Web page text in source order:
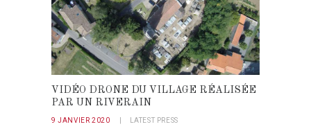
VIDÉO DRONE DU VILLAGE RÉALISÉE
PAR UN RIVERAIN
9 JANVIER 2020 LATEST PRESS